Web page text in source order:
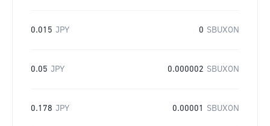
0.015 JPY 0 SBUXON
0.05 JPY 0.000002 SBUXON
0.178 JPY 0.00001 SBUXON